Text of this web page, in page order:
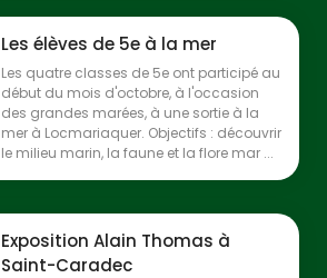
Les élèves de 5e à la mer
Les quatre classes de 5e ont participé au
début du mois d'octobre, à l'occasion
des grandes marées, à une sortie à la
mer à Locmariaquer. Objectifs : découvrir
le milieu marin, la faune et la flore mar ...
Exposition Alain Thomas à
Saint-Caradec